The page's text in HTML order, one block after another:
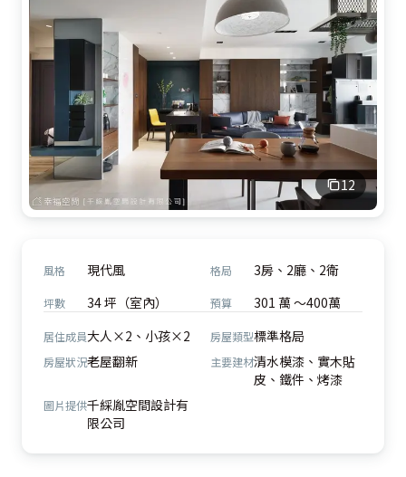
12
風格 現代風 格局 3房、2廳、2衛
坪數 34 坪（室內） 預算 301 萬 ～400萬
居住成員大人×2、小孩×2 房屋類型標準格局
房屋狀況老屋翻新 主要建材清水模漆、實木貼
皮、鐵件、烤漆
圖片提供千綵胤空間設計有
限公司